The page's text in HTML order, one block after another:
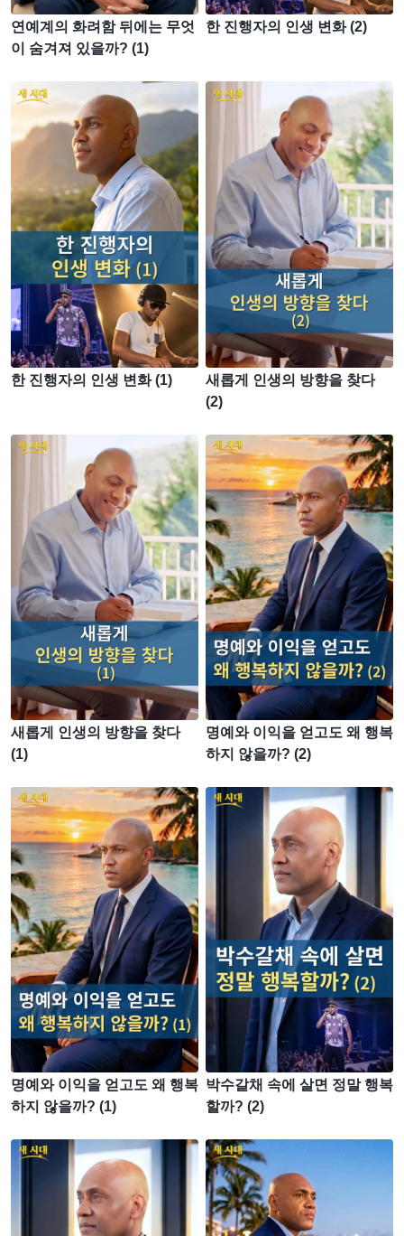
연예계의 화려함 뒤에는 무엇
이 숨겨져 있을까? (1)
한 진행자의 인생 변화 (2)
한 진행자의 인생 변화 (1)
새롭게 인생의 방향을 찾다
(2)
새롭게 인생의 방향을 찾다
(1)
명예와 이익을 얻고도 왜 행복
하지 않을까? (2)
명예와 이익을 얻고도 왜 행복
하지 않을까? (1)
박수갈채 속에 살면 정말 행복
할까? (2)